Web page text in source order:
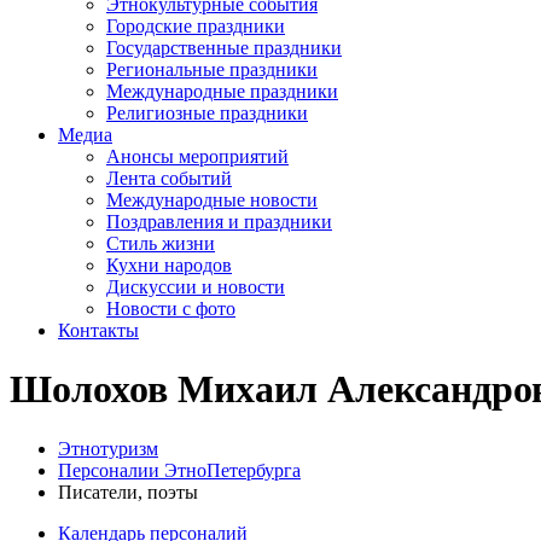
Этнокультурные события
Городские праздники
Государственные праздники
Региональные праздники
Международные праздники
Религиозные праздники
Медиа
Анонсы мероприятий
Лента событий
Международные новости
Поздравления и праздники
Cтиль жизни
Кухни народов
Дискуссии и новости
Новости с фото
Контакты
Шолохов Михаил
Этнотуризм
Персоналии ЭтноПетербурга
Писатели, поэты
Календарь персоналий